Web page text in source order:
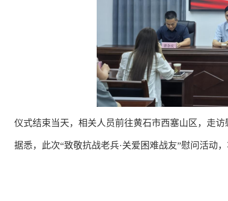
仪式结束当天，相关人员前往黄石市西塞山区，走
据悉，此次“致敬抗战老兵·关爱困难战友”慰问活动